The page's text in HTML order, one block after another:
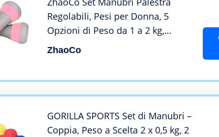
Regolabili, Pesi per Donna, 5
Opzioni di Peso da 1 a 2 kg,
Manubrio in Neoprene
ZhaoCo
GORILLA SPORTS Set di Manubri –
Coppia, Peso a Scelta 2 x 0,5 kg, 2